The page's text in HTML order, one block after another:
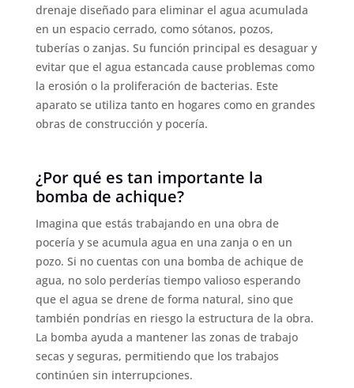
drenaje diseñado para eliminar el agua acumulada
en un espacio cerrado, como sótanos, pozos,
tuberías o zanjas. Su función principal es desaguar y
evitar que el agua estancada cause problemas como
la erosión o la proliferación de bacterias. Este
aparato se utiliza tanto en hogares como en grandes
obras de construcción y pocería.
¿Por qué es tan importante la
bomba de achique?
Imagina que estás trabajando en una obra de
pocería y se acumula agua en una zanja o en un
pozo. Si no cuentas con una bomba de achique de
agua, no solo perderías tiempo valioso esperando
que el agua se drene de forma natural, sino que
también pondrías en riesgo la estructura de la obra.
La bomba ayuda a mantener las zonas de trabajo
secas y seguras, permitiendo que los trabajos
continúen sin interrupciones.